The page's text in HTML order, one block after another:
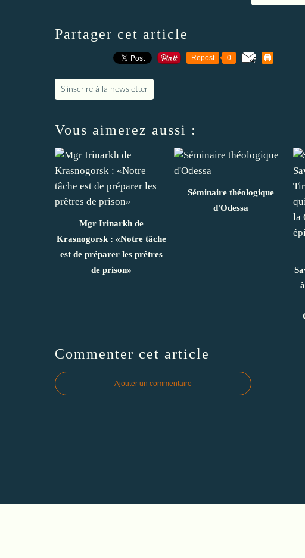
Partager cet article
Repost 0
S'inscrire à la newsletter
Vous aimerez aussi :
Mgr Irinarkh de
Krasnogorsk : «Notre tâche
est de préparer les prêtres
de prison»
Séminaire théologique
d'Odessa
Commenter cet article
Ajouter un commentaire